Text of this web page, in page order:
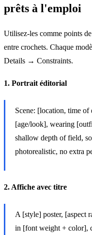
prêts à l'emploi
Utilisez-les comme points
entre crochets. Chaque
Details → Constraints.
1. Portrait éditorial
Scene: [location, time of
[age/look], wearing
shallow depth of field,
photorealistic, no extra
2. Affiche avec titre
A [style] poster, [aspect
in [font weight + color],